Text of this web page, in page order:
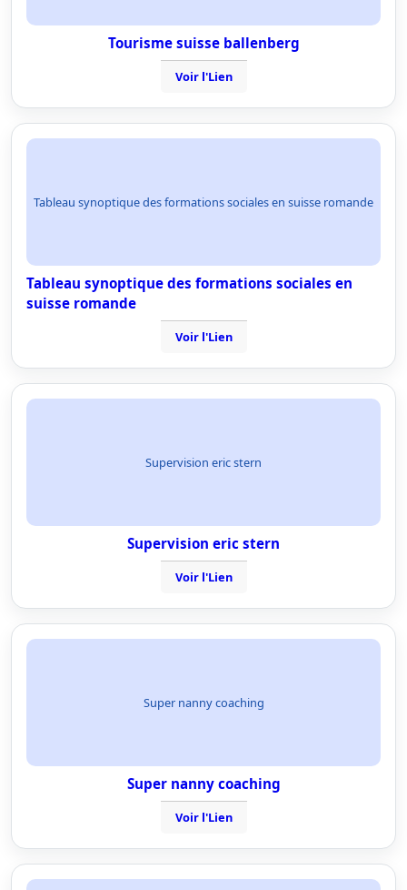
Tourisme suisse ballenberg
Voir l'Lien
Tableau synoptique des formations sociales en suisse romande
Tableau synoptique des formations sociales en
suisse romande
Voir l'Lien
Supervision eric stern
Supervision eric stern
Voir l'Lien
Super nanny coaching
Super nanny coaching
Voir l'Lien